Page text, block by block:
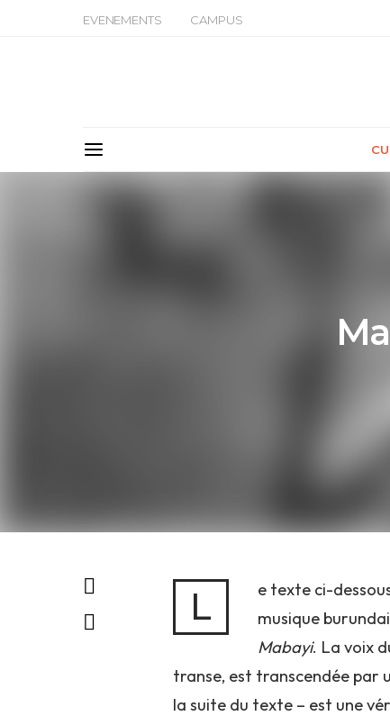
EVENEMENTS CAMPUS
L
e texte ci-
musique
Mabayi. La voix
transe, est transcendée par
la suite du texte – est une